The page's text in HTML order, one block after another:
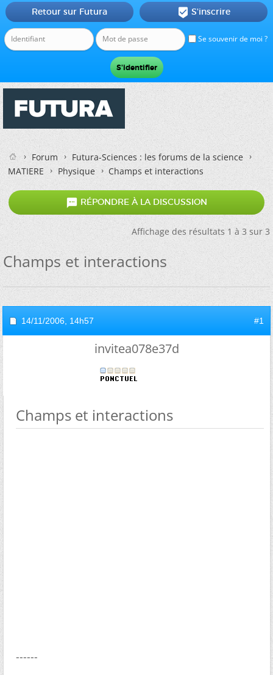
Se souvenir de moi ?
Retour sur Futura  S'inscrire
Forum
Futura-Sciences : les forums de la science
MATIERE
Physique Champs et interactions
 RÉPONDRE À LA DISCUSSION
Affichage des résultats 1 à 3 sur 3
Champs et interactions
14/11/2006, 14h57 #1
invitea078e37d
Champs et interactions
------